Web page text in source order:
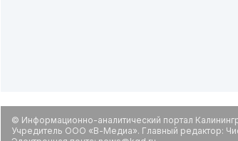
© Информационно-аналитический портал
Учредитель ООО «В-Медиа». Главный редактор: